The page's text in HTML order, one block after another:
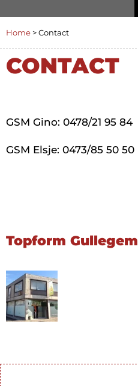
Home >Contact
CONTACT
GSM Gino: 0478/21 95 84
GSM Elsje: 0473/85 50 50
Topform Gullegem